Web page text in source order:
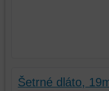
Šetrné dláto,